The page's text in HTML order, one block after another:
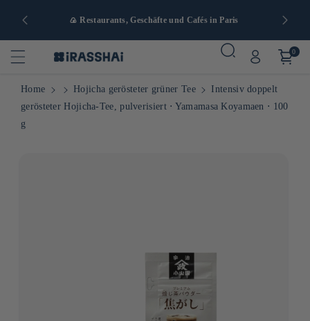
🍙 Restaurants, Geschäfte und Cafés in Paris
0
Home Hojicha gerösteter grüner Tee
Intensiv doppelt
gerösteter Hojicha-Tee, pulverisiert ⋅ Yamamasa Koyamaen ⋅ 100
g